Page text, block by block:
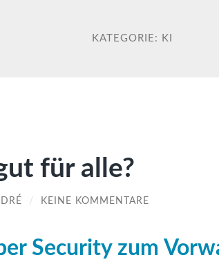
KATEGORIE: KI
für alle?
/ KEINE KOMMENTARE
Security zum